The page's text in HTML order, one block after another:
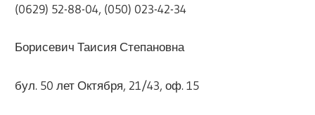
(0629) 52-88-04, (050) 023-42-34
Борисевич Таисия Степановна
бул. 50 лет Октября, 21/43, оф. 15